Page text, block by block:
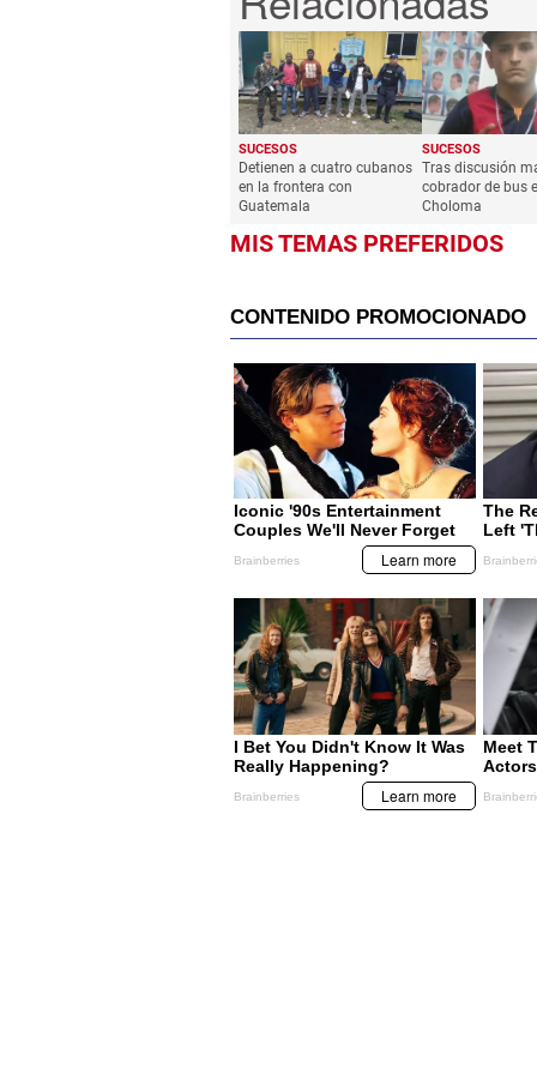
SUCESOS
Detienen a cuatro cubanos
en la frontera con
Guatemala
SUCESOS
Tras discusión
cobrador de bus
Choloma
MIS TEMAS PREFERIDOS